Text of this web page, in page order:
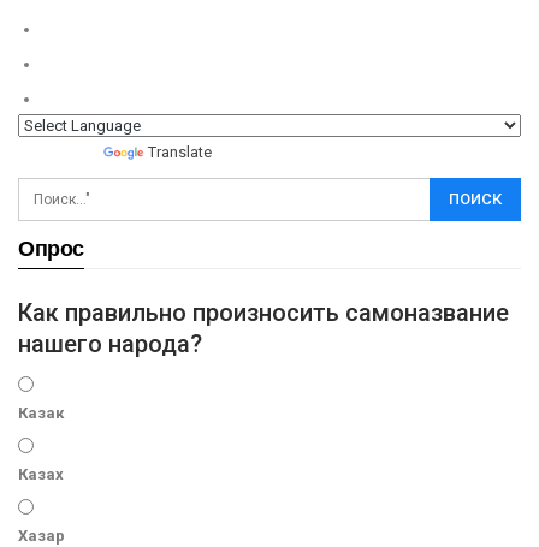
Translate
Опрос
Как правильно произносить самоназвание
нашего народа?
Казак
Казах
Хазар